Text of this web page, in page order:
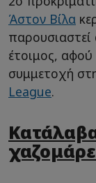
Άστον Βίλα
έτοιμος, αφού
συμμετοχή
League.